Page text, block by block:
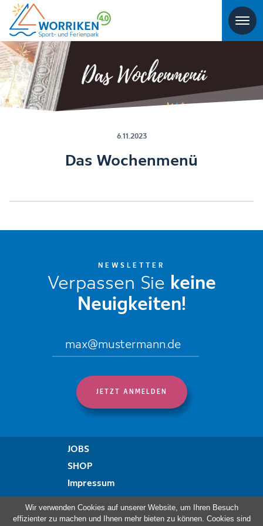
6.11.2023
Das Wochenmenü
NEWSLETTER
Verpassen Sie keine
Neuigkeiten!
JOBS
SHOP
Impressum
Erklärung zur Barrierefreiheit
Wir verwenden Cookies auf unserer Website, um Ihren Besuch
effizienter zu machen und Ihnen mehr bieten zu können. Cookies sind